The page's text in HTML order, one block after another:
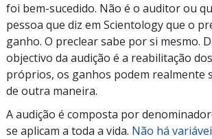
foi bem-sucedido. Não é o auditor ou
pessoa que diz em Scientology que o
ganho. O preclear sabe por si mesmo.
objectivo da audição é a reabilitação
próprios, os ganhos podem realmente
de outra maneira.
A audição é composta por
se aplicam a toda a vida. Não há